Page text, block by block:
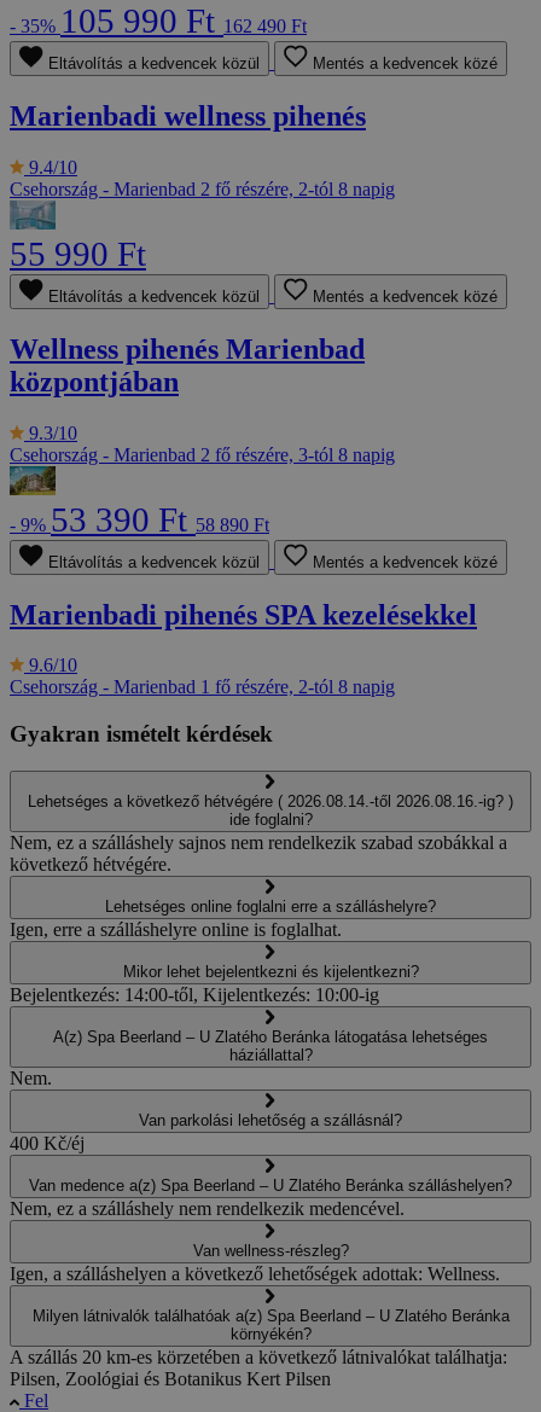
- 35% 105 990 Ft 162 490 Ft
Eltávolítás a kedvencek közül Mentés a kedvencek közé
Marienbadi wellness pihenés
9.4/10
Csehország - Marienbad 2 fő részére, 2-tól 8 napig
55 990 Ft
Eltávolítás a kedvencek közül Mentés a kedvencek közé
Wellness pihenés Marienbad
központjában
9.3/10
Csehország - Marienbad 2 fő részére, 3-tól 8 napig
- 9% 53 390 Ft 58 890 Ft
Eltávolítás a kedvencek közül Mentés a kedvencek közé
Marienbadi pihenés SPA kezelésekkel
9.6/10
Csehország - Marienbad 1 fő részére, 2-tól 8 napig
Gyakran ismételt kérdések
Lehetséges a következő hétvégére ( 2026.08.14.-től 2026.08.16.-ig? )
ide foglalni?
Nem, ez a szálláshely sajnos nem rendelkezik szabad szobákkal a
következő hétvégére.
Lehetséges online foglalni erre a szálláshelyre?
Igen, erre a szálláshelyre online is foglalhat.
Mikor lehet bejelentkezni és kijelentkezni?
Bejelentkezés: 14:00-től, Kijelentkezés: 10:00-ig
A(z) Spa Beerland – U Zlatého Beránka látogatása lehetséges
háziállattal?
Nem.
Van parkolási lehetőség a szállásnál?
400 Kč/éj
Van medence a(z) Spa Beerland – U Zlatého Beránka szálláshelyen?
Nem, ez a szálláshely nem rendelkezik medencével.
Van wellness-részleg?
Igen, a szálláshelyen a következő lehetőségek adottak: Wellness.
Milyen látnivalók találhatóak a(z) Spa Beerland – U Zlatého Beránka
környékén?
A szállás 20 km-es körzetében a következő látnivalókat találhatja:
Pilsen, Zoológiai és Botanikus Kert Pilsen
Fel